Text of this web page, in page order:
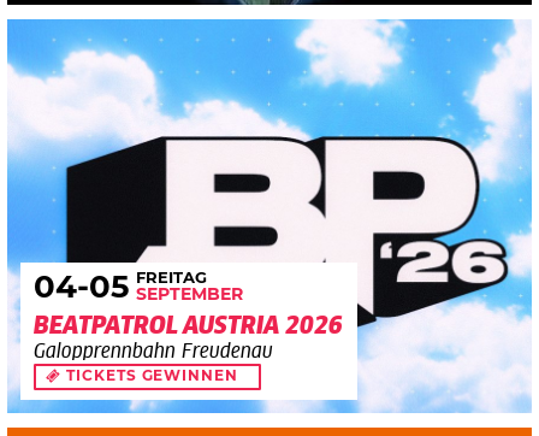
04-05 FREITAG
SEPTEMBER
BEATPATROL AUSTRIA 2026
Galopprennbahn Freudenau
TICKETS GEWINNEN